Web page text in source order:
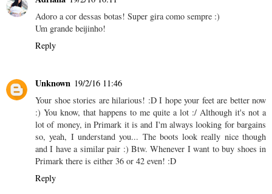
Adoro a cor dessas botas! Super gira como sempre :)
Um grande beijinho!
Reply
Unknown 19/2/16 11:46
Your shoe stories are hilarious! :D I hope your feet are better now
:) You know, that happens to me quite a lot :/ Although it's not a
lot of money, in Primark it is and I'm always looking for bargains
so, yeah, I understand you... The boots look really nice though
and I have a similar pair :) Btw. Whenever I want to buy shoes in
Primark there is either 36 or 42 even! :D
Reply